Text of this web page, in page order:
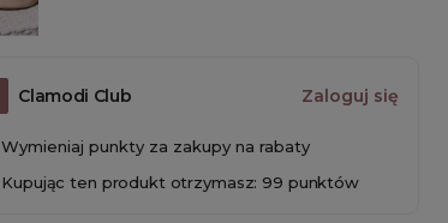
Clamodi Club Zaloguj się
Wymieniaj punkty za zakupy na rabaty
Kupując ten produkt otrzymasz: 99 punktów